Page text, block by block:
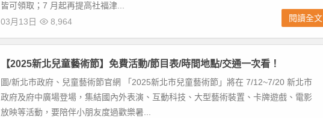
皆可領取；7 月起再提高社福津...
03月13日
8,964 閱讀全文
【2025新北兒童藝術節】免費活動/節目表/時間地點/交通一次看！
圖/新北市政府、兒童藝術節官網 「2025新北市兒童藝術節」將在 7/12~7/20 新北市
政府及府中廣場登場，集結國內外表演、互動科技、大型藝術裝置、卡牌遊戲、電影
放映等活動，要陪伴小朋友度過歡樂暑...